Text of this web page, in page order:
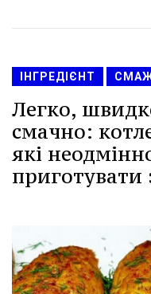
ІНГРЕДІЄНТ
Легко,
смачно:
які
приготувати